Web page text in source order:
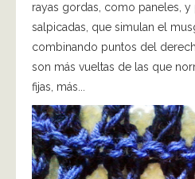
rayas gordas, como paneles,
salpicadas, que simulan el
combinando puntos del
son más vueltas de las que
fijas, más...